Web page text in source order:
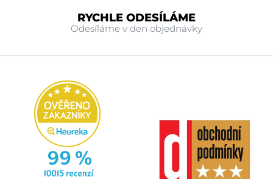
RYCHLE ODESÍLÁME
Odesíláme v den objednávky